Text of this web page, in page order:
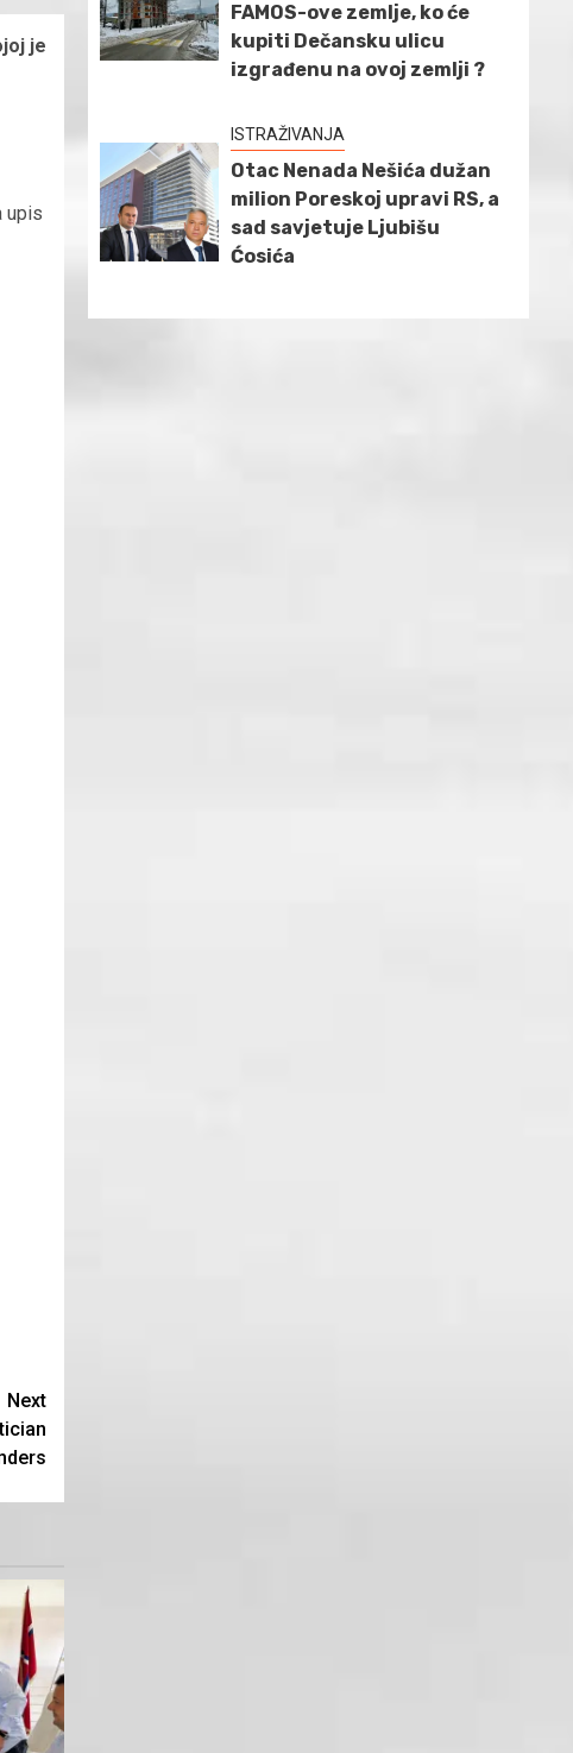
je
upis
Next
FAMOS-ove zemlje, ko će
kupiti Dečansku ulicu
izgrađenu na ovoj zemlji ?
ISTRAŽIVANJA
Otac Nenada Nešića dužan
milion Poreskoj upravi RS, a
sad savjetuje Ljubišu
Ćosića